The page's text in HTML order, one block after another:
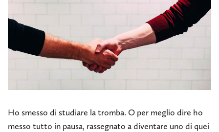
Ho smesso di studiare la tromba. O per meglio dire ho
messo tutto in pausa, rassegnato a diventare uno di quei